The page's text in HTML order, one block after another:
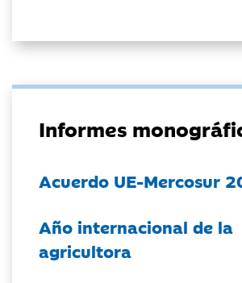
Informes
Acuerdo UE-Mercosur
Año internacional de la
agricultora